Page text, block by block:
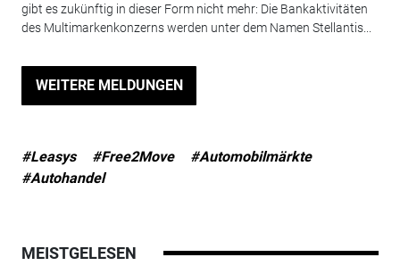
gibt es zukünftig in dieser Form nicht mehr: Die Bankaktivitäten
des Multimarkenkonzerns werden unter dem Namen Stellantis...
WEITERE MELDUNGEN
#Leasys #Free2Move
#Automobilmärkte
#Autohandel
MEISTGELESEN